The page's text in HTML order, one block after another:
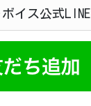
イス公式LINE